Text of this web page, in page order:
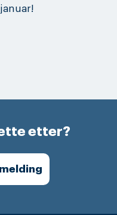
etter?